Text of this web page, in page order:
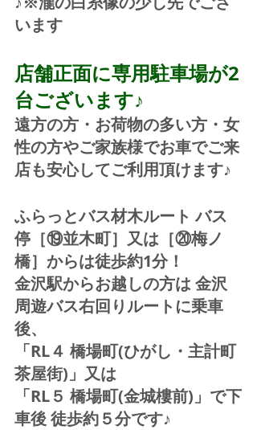
います
店舗正面に専用駐車場が2
台ございます♪
遠方の方・お荷物の多い方・女
性の方やご家族様でお車でご来
店も安心してご利用頂けます♪
ふらっとバス材木ルート バス
停［⑲並木町］又は［⑳梅ノ
橋］からは徒歩約1分！
金沢駅からお越しの方は 金沢
周遊バス右回りルートに乗車
後、
「RL４ 橋場町(ひがし・主計町
茶屋街)」又は
「RL５ 橋場町(金城樓前)」で下
車後 徒歩約５分です♪